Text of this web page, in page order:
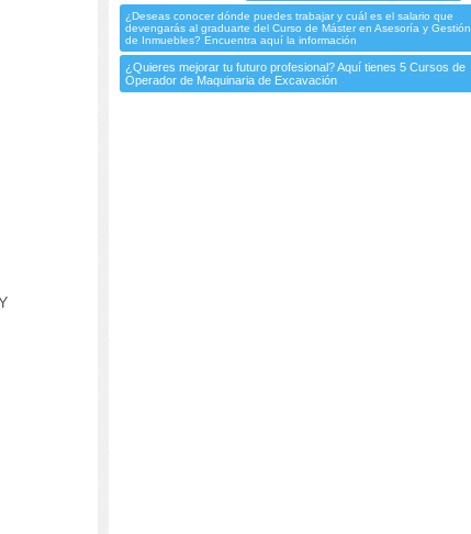
¿Deseas conocer dónde puedes trabajar y cuál es el salario que
devengarás al graduarte del Curso de Máster en Asesoría y Gestión
de Inmuebles? Encuentra aquí la información
¿Quieres mejorar tu futuro profesional? Aquí tienes 5 Cursos de
Operador de Maquinaria de Excavación